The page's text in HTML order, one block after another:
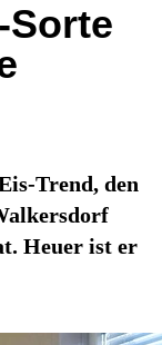
Trend, den
Heuer ist er